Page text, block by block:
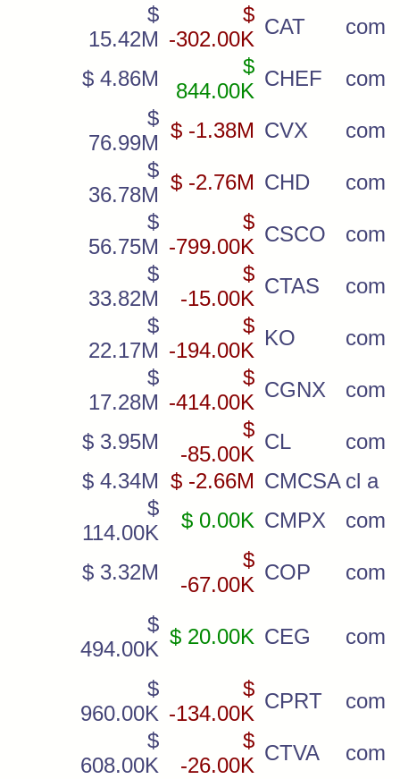
$
15.42M
$
-302.00K
CAT com
$ 4.86M
$
844.00K
CHEF
com
$
76.99M
$ -1.38M CVX
com
$
36.78M
$ -2.76M CHD
com
$
56.75M
$
-799.00K
CSCO
com
$
33.82M
$
-15.00K
CTAS
com
$
22.17M
$
-194.00K
KO
com
$
17.28M
$
-414.00K
CGNX com
$ 3.95M
$
-85.00K
CL
com
$ 4.34M $ -2.66M CMCSA cl a
$
114.00K
$ 0.00K CMPX com
$ 3.32M
$
-67.00K
COP com
$
494.00K
$ 20.00K CEG com
$
960.00K
$
-134.00K
CPRT
com
$
608.00K
$
-26.00K
CTVA com